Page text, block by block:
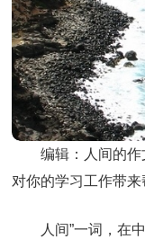
编辑： 人间的
对你的学习工作带来
人间”一词，在